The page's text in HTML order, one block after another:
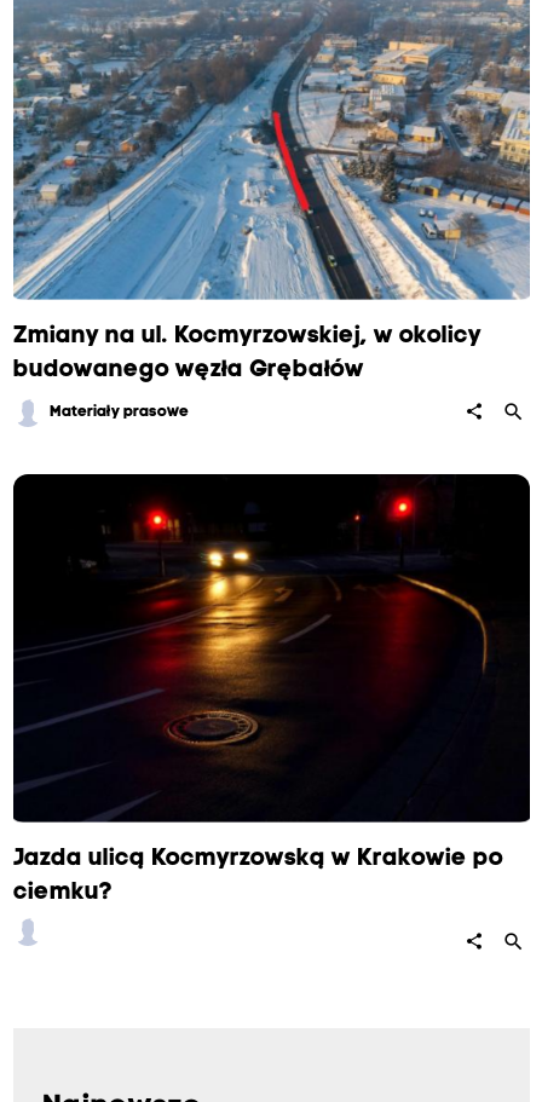
Zmiany na ul. Kocmyrzowskiej, w okolicy
budowanego węzła Grębałów
Materiały prasowe share search
Jazda ulicą Kocmyrzowską w Krakowie po
ciemku?
share search